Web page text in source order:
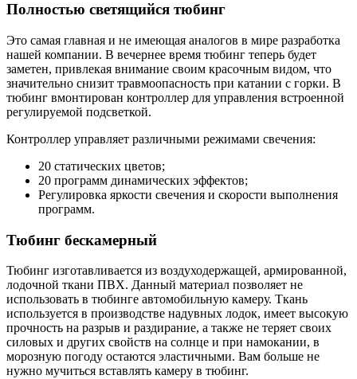
Полностью светящийся тюбинг
Это самая главная и не имеющая аналогов в мире разработка
нашей компании. В вечернее время тюбинг теперь будет
заметен, привлекая внимание своим красочным видом, что
значительно снизит травмоопасность при катании с горки. В
тюбинг вмонтирован контроллер для управления встроенной
регулируемой подсветкой.
Контроллер управляет различными режимами свечения:
20 статических цветов;
20 программ динамических эффектов;
Регулировка яркости свечения и скорости выполнения
программ.
Тюбинг бескамерный
Тюбинг изготавливается из воздуходержащей, армированной,
лодочной ткани ПВХ. Данный материал позволяет не
использовать в тюбинге автомобильную камеру. Ткань
используется в производстве надувных лодок, имеет высокую
прочность на разрыв и раздирание, а также не теряет своих
силовых и других свойств на солнце и при намокании, в
морозную погоду остаются эластичными. Вам больше не
нужно мучиться вставлять камеру в тюбинг.